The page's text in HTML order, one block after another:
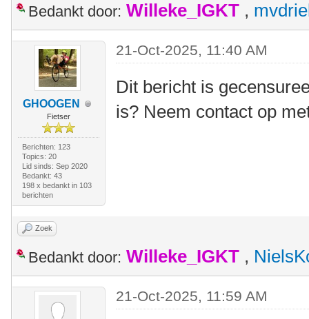
Bedankt door: Willeke_IGKT ,
GHOOGEN
Fietser
Berichten: 123
Topics: 20
Lid sinds: Sep 2020
Bedankt: 43
198 x bedankt in 103
berichten
21-Oct-2025, 11:40 AM
Dit bericht is
is? Neem contact op
Zoek
Bedankt door: Willeke_IGKT ,
21-Oct-2025, 11:59 AM